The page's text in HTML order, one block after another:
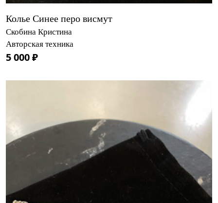
Колье Синее перо висмут
Скобина Кристина
Авторская техника
5 000 ₽